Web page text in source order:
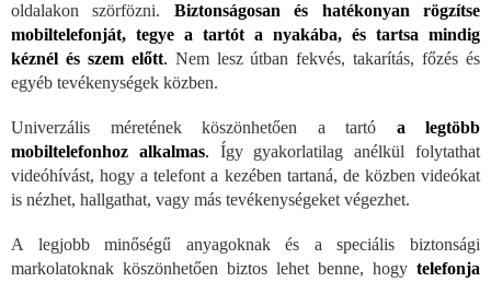
oldalakon szörfözni. Biztonságosan és hatékonyan rögzítse
mobiltelefonját, tegye a tartót a nyakába, és tartsa mindig
kéznél és szem előtt. Nem lesz útban fekvés, takarítás, főzés és
egyéb tevékenységek közben.
Univerzális méretének köszönhetően a tartó a legtöbb
mobiltelefonhoz alkalmas. Így gyakorlatilag anélkül folytathat
videóhívást, hogy a telefont a kezében tartaná, de közben videókat
is nézhet, hallgathat, vagy más tevékenységeket végezhet.
A legjobb minőségű anyagoknak és a speciális biztonsági
markolatoknak köszönhetően biztos lehet benne, hogy telefonja